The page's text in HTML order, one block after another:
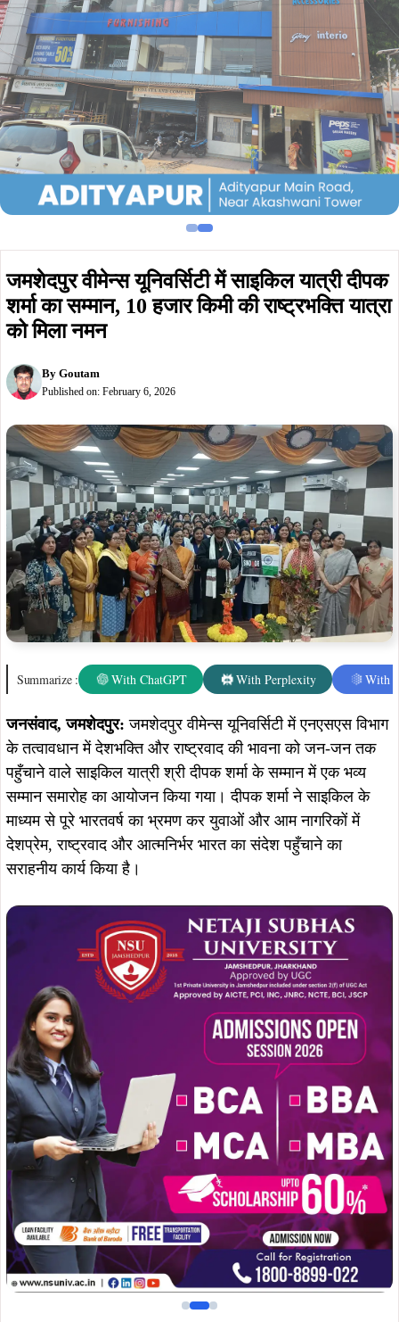
जमशेदपुर वीमेन्स यूनिवर्सिटी में साइकिल यात्री दीपक
शर्मा का सम्मान, 10 हजार किमी की राष्ट्रभक्ति यात्रा
को मिला नमन
By Goutam
Published on: February 6, 2026
Summarize : With ChatGPT With Perplexity With
जनसंवाद, जमशेदपुर:जमशेदपुर वीमेन्स यूनिवर्सिटी में एनएसएस विभाग
के तत्वावधान में देशभक्ति और राष्ट्रवाद की भावना को जन-जन तक
पहुँचाने वाले साइकिल यात्री श्री दीपक शर्मा के सम्मान में एक भव्य
सम्मान समारोह का आयोजन किया गया। दीपक शर्मा ने साइकिल के
माध्यम से पूरे भारतवर्ष का भ्रमण कर युवाओं और आम नागरिकों में
देशप्रेम, राष्ट्रवाद और आत्मनिर्भर भारत का संदेश पहुँचाने का
सराहनीय कार्य किया है।
कार्यक्रम का शुभारंभ विश्वविद्यालय की कुलपति प्रो. डॉ. अंजिला गुप्ता,
साइकिल यात्री श्री दीपक शर्मा, छात्र कल्याण अधिष्ठाता डॉ. किश्वर
आरा एवं कुलसचिव डॉ. सलोमी कुजूर द्वारा संयुक्त रूप से दीप
प्रज्ज्वलन कर किया गया। इस अवसर पर विश्वविद्यालय की ओर से
दीपक शर्मा को प्रशस्ति पत्र प्रदान कर सम्मानित किया गया।